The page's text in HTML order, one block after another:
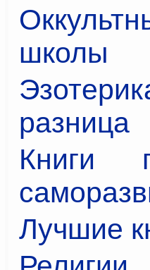
школы
разница
Книги
Лучшие